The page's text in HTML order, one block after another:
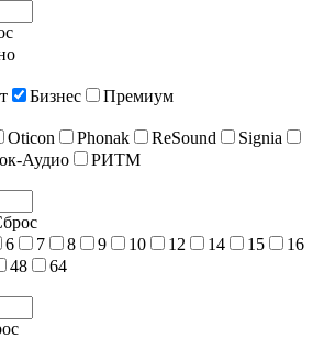
Бизнес
Премиум
Oticon Phonak ReSound
Signia
Аудио
РИТМ
6 7 8 9 10 12 14 15
16
48
64